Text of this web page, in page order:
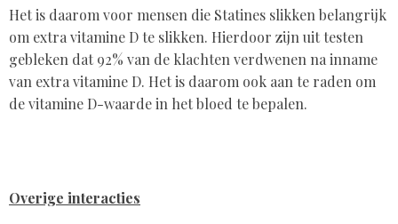
Het is daarom voor mensen die Statines slikken belangrijk
om extra vitamine D te slikken. Hierdoor zijn uit testen
gebleken dat 92% van de klachten verdwenen na inname
van extra vitamine D. Het is daarom ook aan te raden om
de vitamine D-waarde in het bloed te bepalen.
Overige interacties